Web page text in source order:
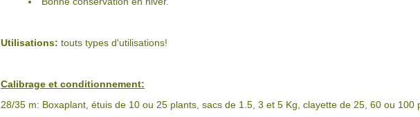
Utilisations: touts types d'utilisations!
Calibrage et conditionnement:
28/35 m: Boxaplant, étuis de 10 ou 25 plants, sacs de 1.5, 3 et 5 Kg, clayette de 25, 60 ou 100